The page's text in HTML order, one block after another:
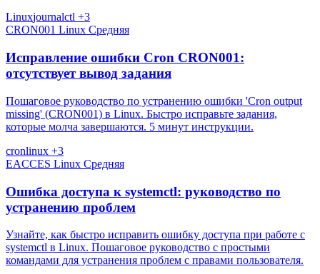
Linuxjournalctl +3
CRON001 Linux Средняя
Исправление ошибки Cron CRON001:
отсутствует вывод задания
Пошаговое руководство по устранению ошибки 'Cron output
missing' (CRON001) в Linux. Быстро исправьте задания,
которые молча завершаются. 5 минут инструкции.
cronlinux +3
EACCES Linux Средняя
Ошибка доступа к systemctl: руководство по
устранению проблем
Узнайте, как быстро исправить ошибку доступа при работе с
systemctl в Linux. Пошаговое руководство с простыми
командами для устранения проблем с правами пользователя.